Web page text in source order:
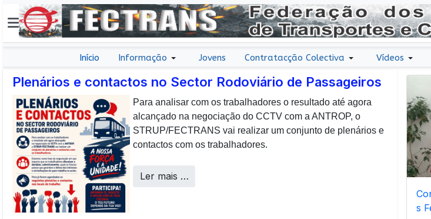
Início Informação Jovens Contratacção Colectiva Vídeos
Plenários e contactos no Sector Rodoviário de Passageiros
Para analisar com os trabalhadores o resultado até agora
alcançado na negociação do CCTV com a ANTROP, o
STRUP/FECTRANS vai realizar um conjunto de plenários e
contactos com os trabalhadores.
Ler mais …
E não posso […] deixar de dar uma nota de agradecimento
aos colaboradores da CP que, todos os dias, enfrentam com
sucesso os desafios operacionais de manutenção inerentes
a uma frota tão envelhecida.
Call Centers
s